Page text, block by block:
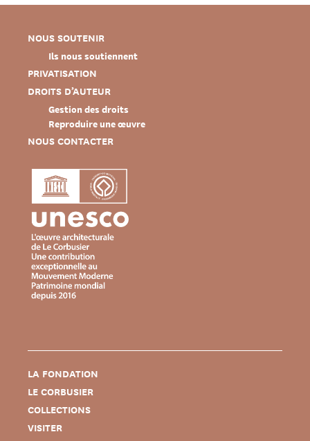
NOUS SOUTENIR
Ils nous soutiennent
PRIVATISATION
DROITS D’AUTEUR
Gestion des droits
Reproduire une œuvre
NOUS CONTACTER
LA FONDATION
LE CORBUSIER
COLLECTIONS
VISITER